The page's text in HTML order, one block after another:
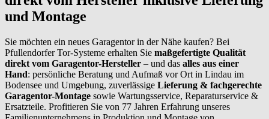
und Montage
Sie möchten ein neues Garagentor in der Nähe kaufen? Bei
Pfullendorfer Tor-Systeme erhalten Sie maßgefertigte Qualität
direkt vom Garagentor-Hersteller – und das alles aus einer
Hand: persönliche Beratung und Aufmaß vor Ort in Lindau im
Bodensee und Umgebung, zuverlässige Lieferung & fachgerechte
Garagentor-Montage sowie Wartungsservice, Reparaturservice &
Ersatzteile. Profitieren Sie von 77 Jahren Erfahrung unseres